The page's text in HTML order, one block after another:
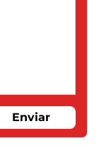
Enviar